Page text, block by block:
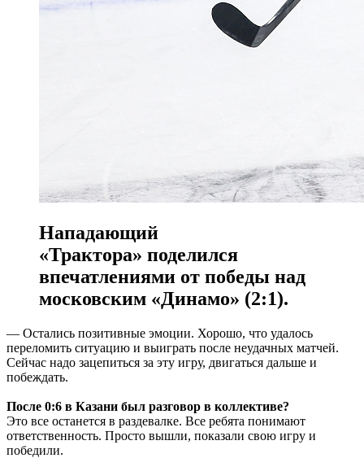
Нападающий
«Трактора» поделился
впечатлениями от победы над
московским «Динамо» (2:1).
— Остались позитивные эмоции. Хорошо, что удалось
переломить ситуацию и выиграть после неудачных матчей.
Сейчас надо зацепиться за эту игру, двигаться дальше и
побеждать.
После 0:6 в Казани был разговор в коллективе?
Это все останется в раздевалке. Все ребята понимают
ответственность. Просто вышли, показали свою игру и
победили.